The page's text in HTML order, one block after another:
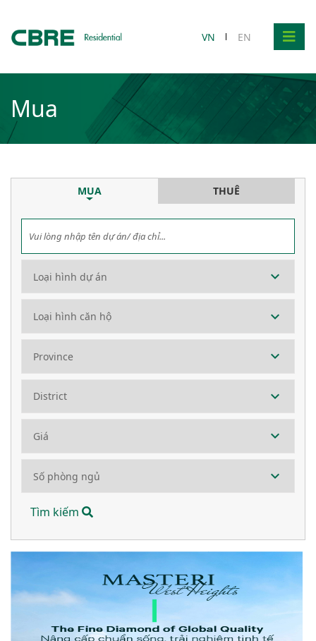
VN EN
Mua
MUA THUÊ
Tìm kiếm